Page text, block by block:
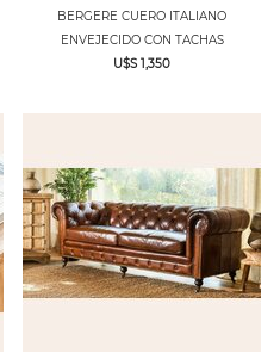
BERGERE CUERO ITALIANO
ENVEJECIDO CON TACHAS
U$S 1,350